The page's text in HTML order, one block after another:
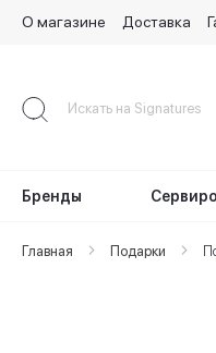
Content
О магазине Доставка
Бренды
Главная Подарки